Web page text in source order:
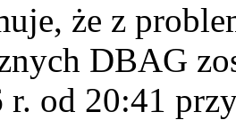
że z
DBAG
r. od 20:41